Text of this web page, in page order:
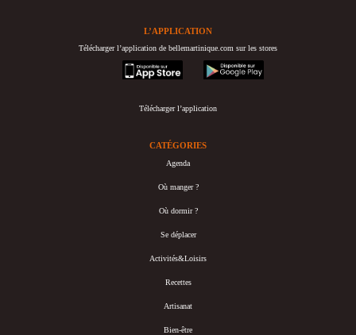
L’APPLICATION
Télécharger l’application de bellemartinique.com sur les stores
appstore
googleplay
Télécharger l’application
CATÉGORIES
Agenda
Où manger ?
Où dormir ?
Se déplacer
Activités&Loisirs
Recettes
Artisanat
Bien-être